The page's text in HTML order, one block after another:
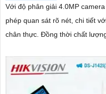
Với độ phân giải 4.0MP
phép quan sát rõ nét, chi tiết
chân thực. Đồng thời